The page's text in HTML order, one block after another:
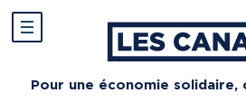
Pour une économie solidaire,